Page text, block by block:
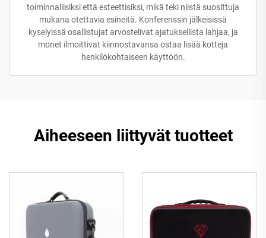
toiminnallisiksi että esteettisiksi, mikä teki niistä suosittuja
mukana otettavia esineitä. Konferenssin jälkeisissä
kyselyissä osallistujat arvostelivat ajatuksellista lahjaa, ja
monet ilmoittivat kiinnostavansa ostaa lisää kotteja
henkilökohtaiseen käyttöön.
Aiheeseen liittyvät tuotteet